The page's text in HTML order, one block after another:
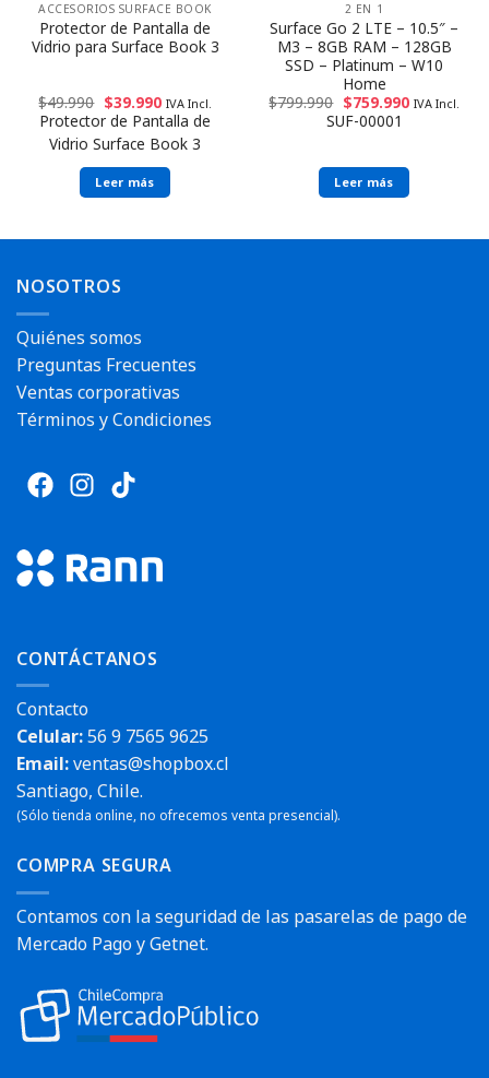
ACCESORIOS SURFACE BOOK
Protector de Pantalla de
Vidrio para Surface Book 3
$49.990 $39.990 IVA Incl.
Protector de Pantalla de
Vidrio Surface Book 3
Leer más
2 EN 1
Surface Go 2 LTE – 10.5″ –
M3 – 8GB RAM – 128GB
SSD – Platinum – W10
Home
$799.990 $759.990 IVA Incl.
SUF-00001
Leer más
NOSOTROS
Quiénes somos
Preguntas Frecuentes
Ventas corporativas
Términos y Condiciones
CONTÁCTANOS
Contacto
Celular:56 9 7565 9625
Email:ventas@shopbox.cl
Santiago, Chile.
(Sólo tienda online, no ofrecemos venta presencial).
COMPRA SEGURA
Contamos con la seguridad de las pasarelas de pago de
Mercado Pago y Getnet.